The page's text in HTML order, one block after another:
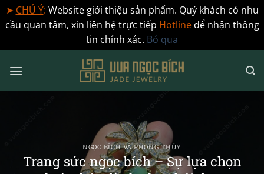
➤ CHÚ Ý: Website giới thiệu sản phẩm. Quý khách có nhu
cầu quan tâm, xin liên hệ trực tiếp Hotlineđể nhận thông
tin chính xác. Bỏ qua
qua
NGỌC BÍCH VÀ PHONG THỦY
Trang sức ngọc bích – Sự lựa chọn